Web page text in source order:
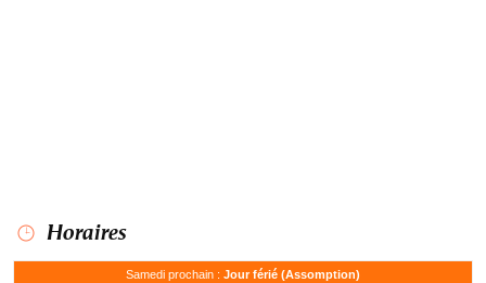
Horaires
Samedi prochain : Jour férié (Assomption)